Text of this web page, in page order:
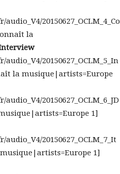
20150627_OCLM_4_Co
la
20150627_OCLM_5_In
la musique|artists=Europe
20150627_OCLM_6_JD
1]
20150627_OCLM_7_It
1]